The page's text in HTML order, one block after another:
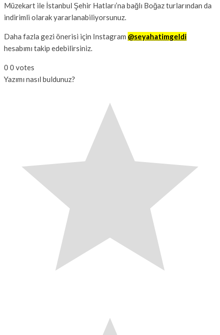
Müzekart ile İstanbul Şehir Hatları’na bağlı Boğaz turlarından da
indirimli olarak yararlanabiliyorsunuz.
Daha fazla gezi önerisi için Instagram @seyahatimgeldi
hesabımı takip edebilirsiniz.
0 0 votes
Yazımı nasıl buldunuz?